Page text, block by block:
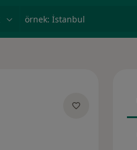
örnek: İstanbul